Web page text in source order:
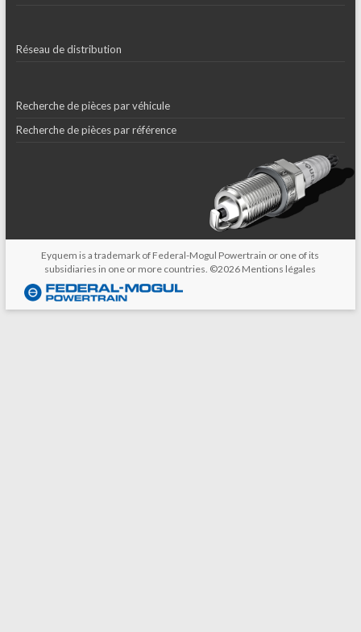
Réseau de distribution
Recherche de pièces par véhicule
Recherche de pièces par référence
Eyquem is a trademark of Federal-Mogul Powertrain or one of its
subsidiaries in one or more countries. ©2026 Mentions légales